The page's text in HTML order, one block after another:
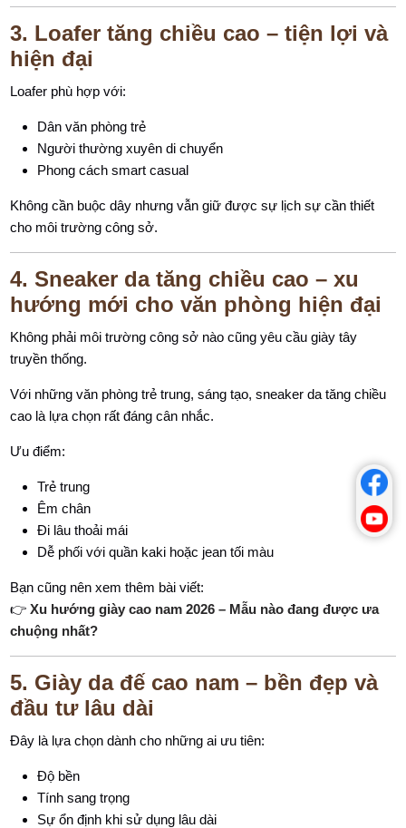
3. Loafer tăng chiều cao – tiện lợi và
hiện đại
Loafer phù hợp với:
Dân văn phòng trẻ
Người thường xuyên di chuyển
Phong cách smart casual
Không cần buộc dây nhưng vẫn giữ được sự lịch sự cần thiết
cho môi trường công sở.
4. Sneaker da tăng chiều cao – xu
hướng mới cho văn phòng hiện đại
Không phải môi trường công sở nào cũng yêu cầu giày tây
truyền thống.
Với những văn phòng trẻ trung, sáng tạo, sneaker da tăng chiều
cao là lựa chọn rất đáng cân nhắc.
Ưu điểm:
Trẻ trung
Êm chân
Đi lâu thoải mái
Dễ phối với quần kaki hoặc jean tối màu
Bạn cũng nên xem thêm bài viết:
👉 Xu hướng giày cao nam 2026 – Mẫu nào đang được ưa
chuộng nhất?
5. Giày da đế cao nam – bền đẹp và
đầu tư lâu dài
Đây là lựa chọn dành cho những ai ưu tiên:
Độ bền
Tính sang trọng
Sự ổn định khi sử dụng lâu dài